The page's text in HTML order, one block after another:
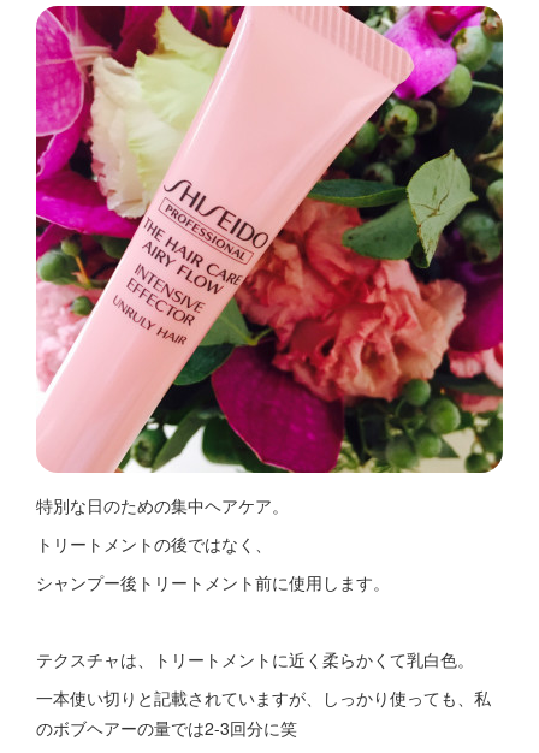
特別な日のための集中ヘアケア。
トリートメントの後ではなく、
シャンプー後トリートメント前に使用します。
テクスチャは、トリートメントに近く柔らかくて乳白色。
一本使い切りと記載されていますが、しっかり使っても、私
のボブヘアーの量では2-3回分に笑